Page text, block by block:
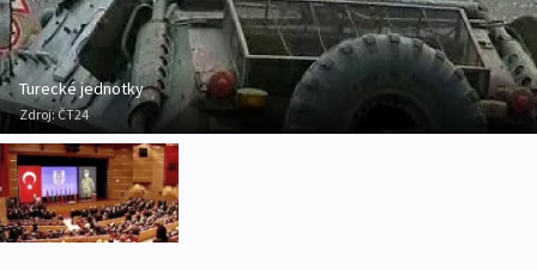
Turecké jednotky
Zdroj:ČT24